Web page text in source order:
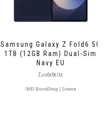
Samsung Galaxy Z Fold6 5G
1TB (12GB Ram) Dual-Sim
Navy EU
Συνδεθείτε
IMEI BrandShop | Greece